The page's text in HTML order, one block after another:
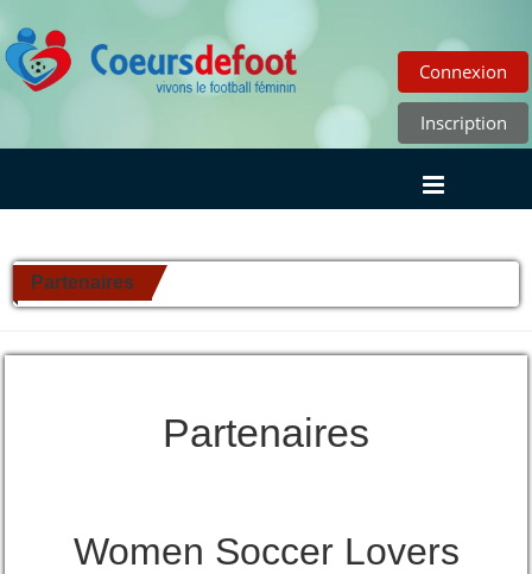
Connexion
Inscription
Partenaires
Partenaires
Women Soccer Lovers